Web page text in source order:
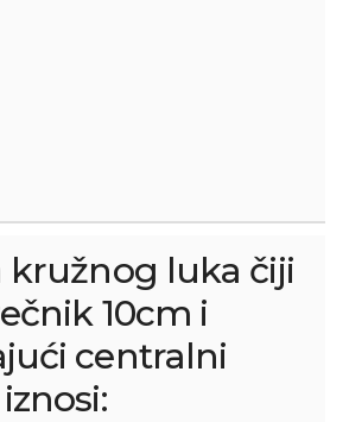
kružnog luka čiji
10cm i
centralni